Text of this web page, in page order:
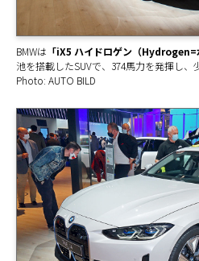
BMWは 「iX5 ハイドロゲン（Hydrogen=
池を搭載したSUVで、374馬力を発揮し、
Photo: AUTO BILD